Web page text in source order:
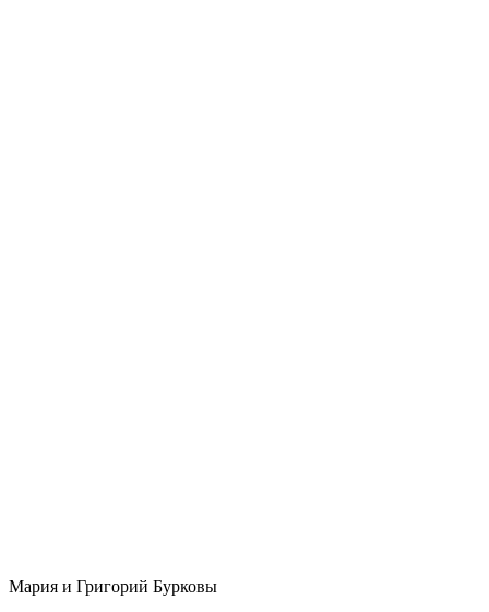
Мария и Григорий Бурковы